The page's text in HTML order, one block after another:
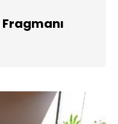
Fragmanı